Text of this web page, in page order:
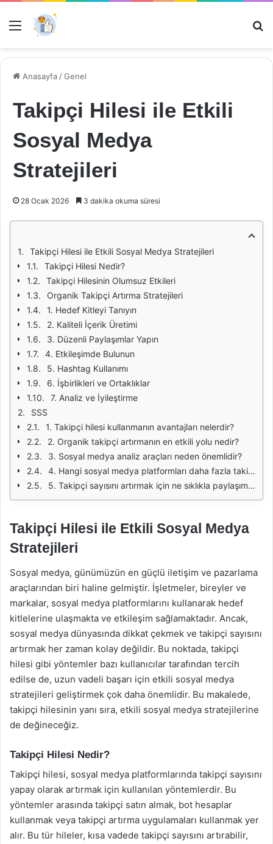
Menü
Anasayfa /Genel
Takipçi Hilesi ile Etkili
Sosyal Medya
Stratejileri
28 Ocak 2026 3 dakika okuma süresi
Takipçi Hilesi ile Etkili Sosyal Medya Stratejileri
Takipçi Hilesi Nedir?
Takipçi Hilesinin Olumsuz Etkileri
Organik Takipçi Artırma Stratejileri
1. Hedef Kitleyi Tanıyın
2. Kaliteli İçerik Üretimi
3. Düzenli Paylaşımlar Yapın
4. Etkileşimde Bulunun
5. Hashtag Kullanımı
6. İşbirlikleri ve Ortaklıklar
7. Analiz ve İyileştirme
SSS
1. Takipçi hilesi kullanmanın avantajları nelerdir?
2. Organik takipçi artırmanın en etkili yolu nedir?
3. Sosyal medya analiz araçları neden önemlidir?
4. Hangi sosyal medya platformları daha fazla takipçi kazanma şansı sunar?
5. Takipçi sayısını artırmak için ne sıklıkla paylaşım yapmalıyım?
Takipçi Hilesi ile Etkili Sosyal Medya
Stratejileri
Sosyal medya, günümüzün en güçlü iletişim ve pazarlama
araçlarından biri haline gelmiştir. İşletmeler, bireyler ve
markalar, sosyal medya platformlarını kullanarak hedef
kitlelerine ulaşmakta ve etkileşim sağlamaktadır. Ancak,
sosyal medya dünyasında dikkat çekmek ve takipçi sayısını
artırmak her zaman kolay değildir. Bu noktada, takipçi
hilesi gibi yöntemler bazı kullanıcılar tarafından tercih
edilse de, uzun vadeli başarı için etkili sosyal medya
stratejileri geliştirmek çok daha önemlidir. Bu makalede,
takipçi hilesinin yanı sıra, etkili sosyal medya stratejilerine
de değineceğiz.
Takipçi Hilesi Nedir?
Takipçi hilesi, sosyal medya platformlarında takipçi sayısını
yapay olarak artırmak için kullanılan yöntemlerdir. Bu
yöntemler arasında takipçi satın almak, bot hesaplar
kullanmak veya takipçi artırma uygulamaları kullanmak yer
alır. Bu tür hileler, kısa vadede takipçi sayısını artırabilir,